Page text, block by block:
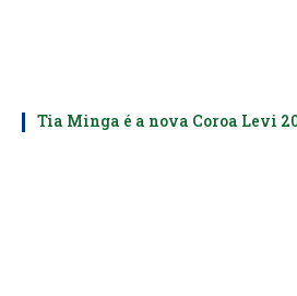
Tia Minga é a nova Coroa Levi